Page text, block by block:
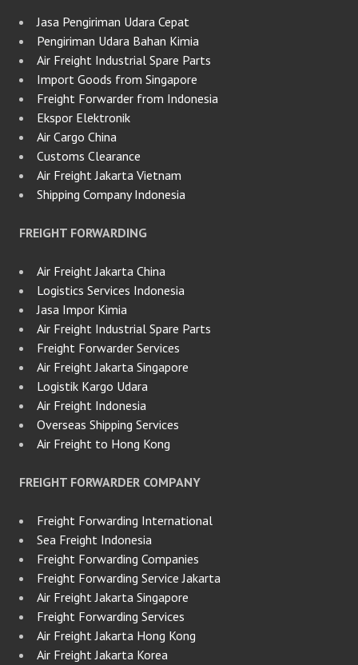
Jasa Pengiriman Udara Cepat
Pengiriman Udara Bahan Kimia
Air Freight Industrial Spare Parts
Import Goods from Singapore
Freight Forwarder from Indonesia
Ekspor Elektronik
Air Cargo China
Customs Clearance
Air Freight Jakarta Vietnam
Shipping Company Indonesia
FREIGHT FORWARDING
Air Freight Jakarta China
Logistics Services Indonesia
Jasa Impor Kimia
Air Freight Industrial Spare Parts
Freight Forwarder Services
Air Freight Jakarta Singapore
Logistik Kargo Udara
Air Freight Indonesia
Overseas Shipping Services
Air Freight to Hong Kong
FREIGHT FORWARDER COMPANY
Freight Forwarding International
Sea Freight Indonesia
Freight Forwarding Companies
Freight Forwarding Service Jakarta
Air Freight Jakarta Singapore
Freight Forwarding Services
Air Freight Jakarta Hong Kong
Air Freight Jakarta Korea